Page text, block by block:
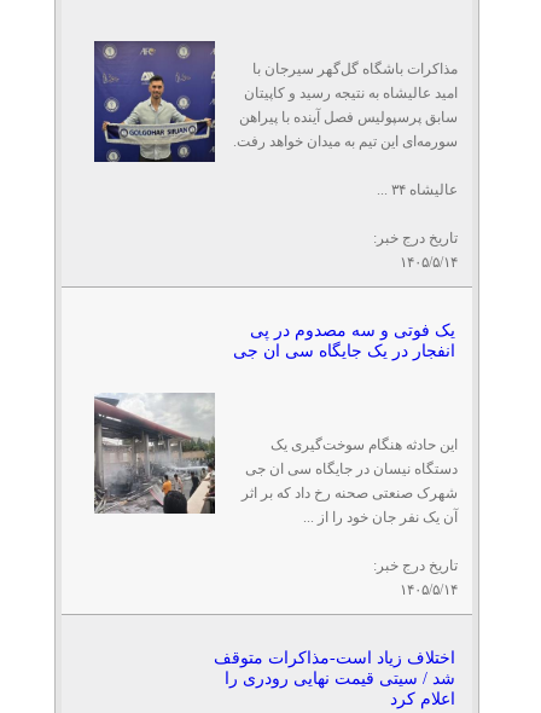
مذاکرات باشگاه گل‌گهر سیرجان با
امید عالیشاه به نتیجه رسید و کاپیتان
سابق پرسپولیس فصل آینده با پیراهن
سورمه‌ای این تیم به میدان خواهد رفت.
عالیشاه ۳۴ ...
تاریخ درج خبر:
۱۴۰۵/۵/۱۴
یک فوتی و سه مصدوم در پی
انفجار در یک جایگاه سی ان جی
این حادثه هنگام سوخت‌گیری یک
دستگاه نیسان در جایگاه سی ان جی
شهرک صنعتی صحنه رخ داد که بر اثر
آن یک نفر جان خود را از ...
تاریخ درج خبر:
۱۴۰۵/۵/۱۴
اختلاف زیاد است-مذاکرات متوقف
شد / سیتی قیمت نهایی رودری را
اعلام کرد